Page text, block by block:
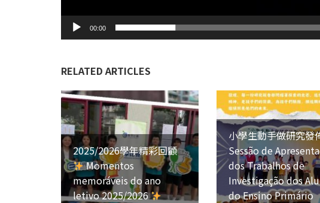
00:00
RELATED ARTICLES
2025/2026學年精彩回顧
Momentos
memoráveis do ano
letivo 2025/2026
小學生動手做研究發
Sessão de
dos Trabalhos de
Investigação dos
do Ensino Primário